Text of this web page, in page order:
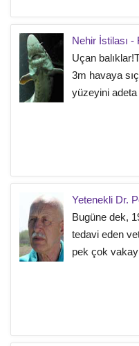
Nehir İstilası
Uçan
3m havaya
yüzeyini
Yetenekli Dr.
Bugüne dek,
tedavi eden
pek çok